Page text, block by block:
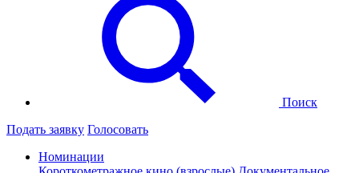
Поиск
Подать заявку Голосовать
Номинации